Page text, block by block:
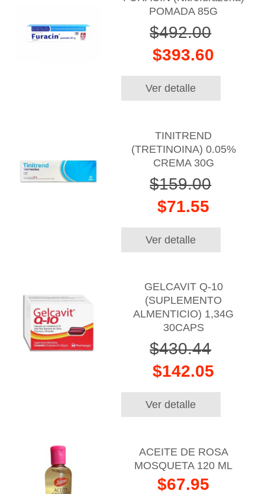
POMADA 85G
$492.00
$393.60
Ver detalle
TINITREND
(TRETINOINA) 0.05%
CREMA 30G
$159.00
$71.55
Ver detalle
GELCAVIT Q-10
(SUPLEMENTO
ALMENTICIO) 1,34G
30CAPS
$430.44
$142.05
Ver detalle
ACEITE DE ROSA
MOSQUETA 120 ML
$67.95